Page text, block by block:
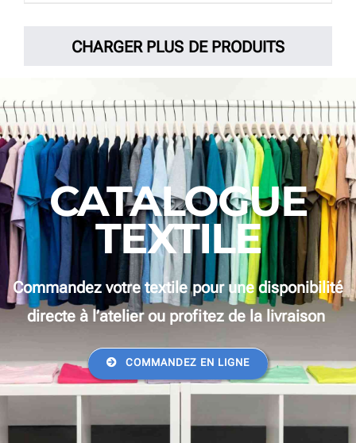
CHARGER PLUS DE PRODUITS
CATALOGUE
TEXTILE
Commandez votre textile pour une disponibilité
directe à l’atelier ou profitez de la livraison
COMMANDEZ EN LIGNE